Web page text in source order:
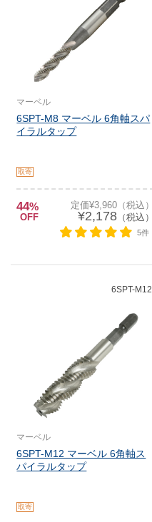
マーベル
6SPT-M8 マーベル 6角軸スパ
イラルタップ
取寄
44%
OFF
定価¥3,960（税込）
¥2,178（税込）
5件
6SPT-M12
マーベル
6SPT-M12 マーベル 6角軸ス
パイラルタップ
取寄